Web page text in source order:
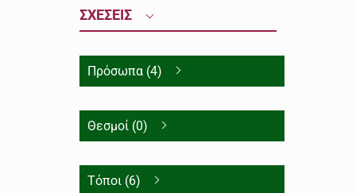
ΣΧΕΣΕΙΣ
Πρόσωπα (4)
Θεσμοί (0)
Τόποι (6)